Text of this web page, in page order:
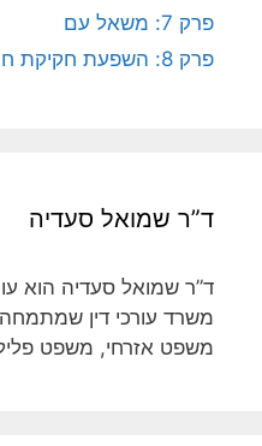
פרק 7: משאל עם
פרק 8: השפעת חקיקת חוקי היסוד על מעמדה
ד”ר שמואל סעדיה
ד”ר שמואל סעדיה הוא
משרד עורכי דין
משפט אזרחי, משפט